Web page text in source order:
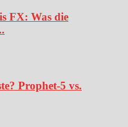
FX: Was die
Prophet-5 vs.